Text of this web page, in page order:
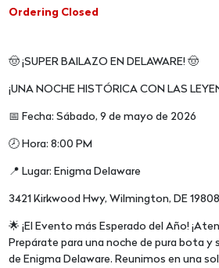
Ordering Closed
🤠 ¡SUPER BAILAZO EN DELAWARE! 🤠
¡UNA NOCHE HISTÓRICA CON LAS
📅 Fecha: Sábado, 9 de mayo de 2026
🕗 Hora: 8:00 PM
📍 Lugar: Enigma Delaware
3421 Kirkwood Hwy, Wilmington, DE 19808
🌟 ¡El Evento más Esperado del Año!
Prepárate para una noche de pura bota y
de Enigma Delaware. Reunimos en una